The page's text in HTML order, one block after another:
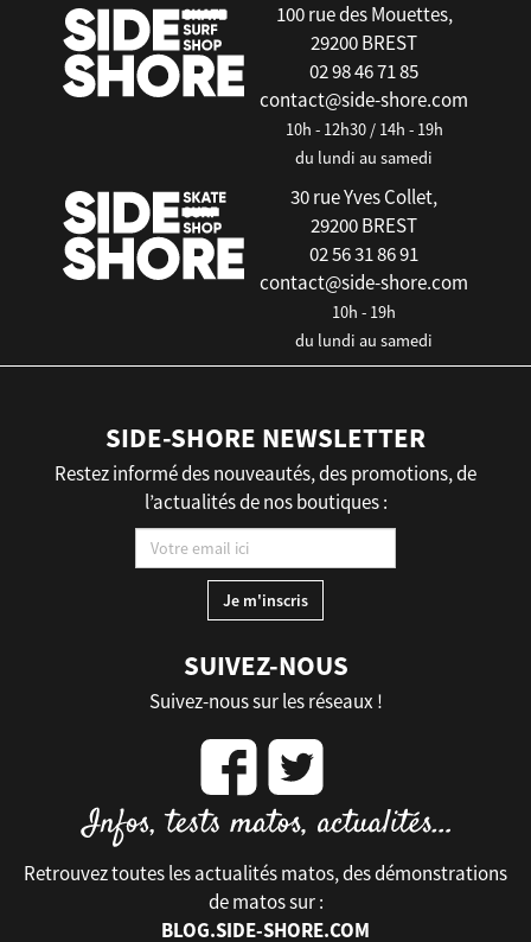
100 rue des Mouettes,
29200 BREST
02 98 46 71 85
contact@side-shore.com
10h - 12h30 / 14h - 19h
du lundi au samedi
30 rue Yves Collet,
29200 BREST
02 56 31 86 91
contact@side-shore.com
10h - 19h
du lundi au samedi
SIDE-SHORE NEWSLETTER
Restez informé des nouveautés, des promotions, de
l’actualités de nos boutiques :
SUIVEZ-NOUS
Suivez-nous sur les réseaux !
Retrouvez toutes les actualités matos, des démonstrations
de matos sur :
BLOG.SIDE-SHORE.COM